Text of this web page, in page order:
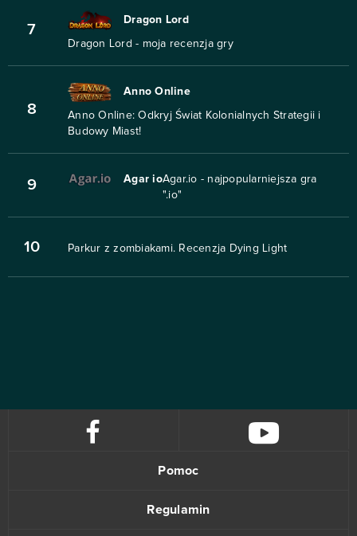
7
Dragon Lord
Dragon Lord - moja recenzja gry
8
Anno Online
Anno Online: Odkryj Świat Kolonialnych Strategii i
Budowy Miast!
9 Agar ioAgar.io - najpopularniejsza gra
".io"
10 Parkur z zombiakami. Recenzja Dying Light
Pomoc
Regulamin